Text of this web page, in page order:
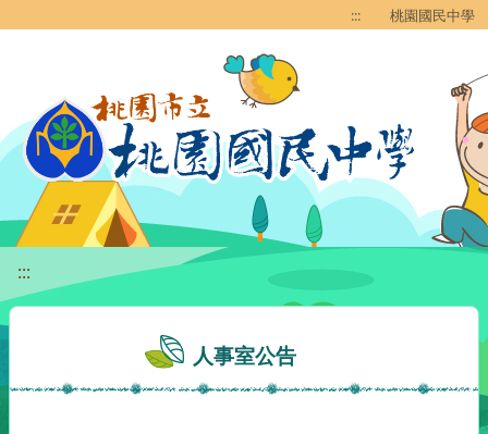
::: 桃園國民中學
:::
人事室公告